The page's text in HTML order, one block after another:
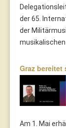
der 65.
der
musikalischen
Graz
Am 1. Mai